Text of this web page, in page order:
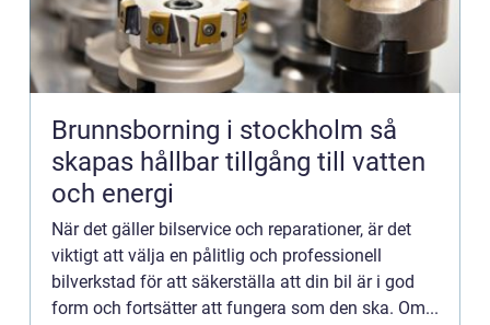
Brunnsborning i stockholm så
skapas hållbar tillgång till vatten
och energi
När det gäller bilservice och reparationer, är det
viktigt att välja en pålitlig och professionell
bilverkstad för att säkerställa att din bil är i god
form och fortsätter att fungera som den ska. Om...